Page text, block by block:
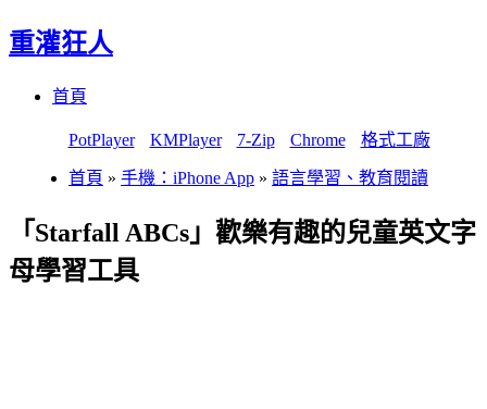
重灌狂人
首頁
PotPlayer KMPlayer 7-Zip Chrome 格式工廠
首頁 » 手機：iPhone App » 語言學習、教育閱讀
「Starfall ABCs」歡樂有趣的兒童英文字
母學習工具